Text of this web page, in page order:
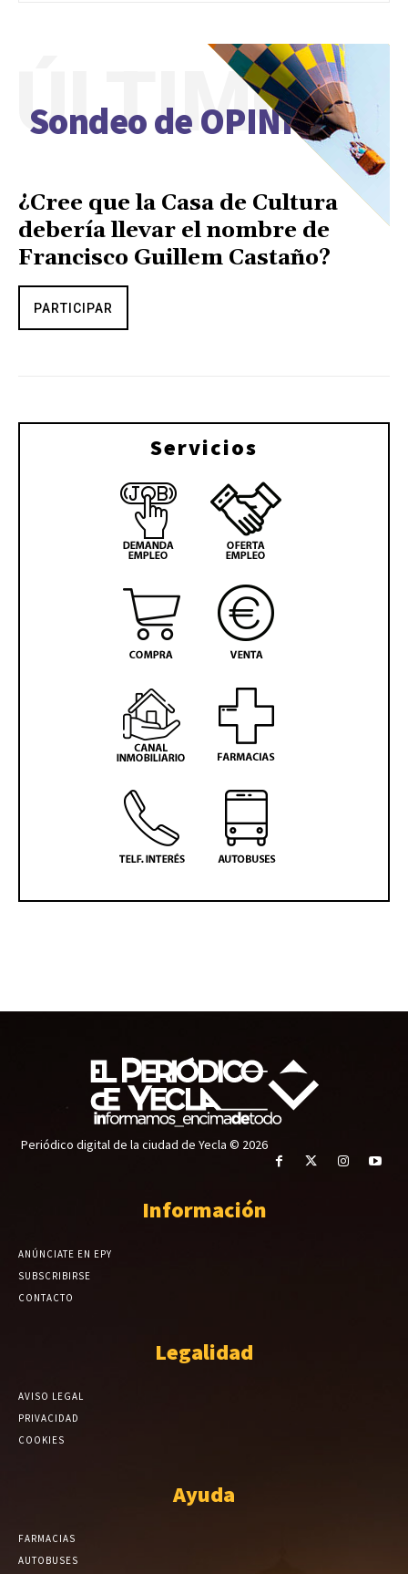
Sondeo de OPINIÓN
ÚLTIMO
¿Cree que la Casa de Cultura
debería llevar el nombre de
Francisco Guillem Castaño?
PARTICIPAR
Servicios
Periódico digital de la ciudad de Yecla © 2026
Información
ANÚNCIATE EN EPY
SUBSCRIBIRSE
CONTACTO
Legalidad
AVISO LEGAL
PRIVACIDAD
COOKIES
Ayuda
FARMACIAS
AUTOBUSES